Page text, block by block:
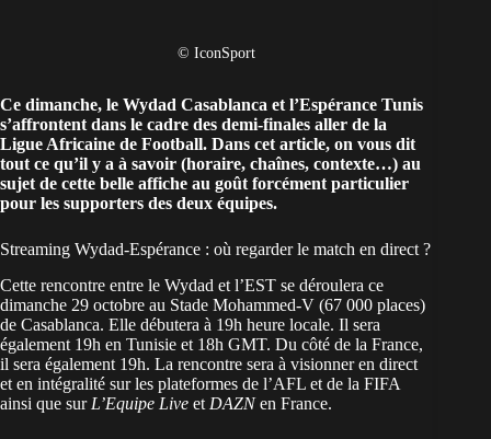
© IconSport
Ce dimanche, le Wydad Casablanca et l’Espérance Tunis
s’affrontent dans le cadre des demi-finales aller de la
Ligue Africaine de Football. Dans cet article, on vous dit
tout ce qu’il y a à savoir (horaire, chaînes, contexte…) au
sujet de cette belle affiche au goût forcément particulier
pour les supporters des deux équipes.
Streaming Wydad-Espérance : où regarder le match en direct ?
Cette rencontre entre le Wydad et l’EST se déroulera ce
dimanche 29 octobre au Stade Mohammed-V (67 000 places)
de Casablanca. Elle débutera à 19h heure locale. Il sera
également 19h en Tunisie et 18h GMT. Du côté de la France,
il sera également 19h. La rencontre sera à visionner en direct
et en intégralité sur les plateformes de l’AFL et de la FIFA
ainsi que sur L’Equipe Live et DAZNen France.